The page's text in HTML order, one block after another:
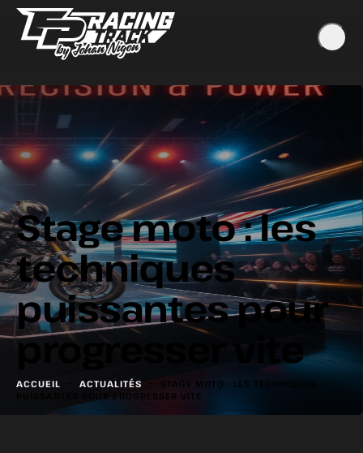
Stage moto : les
techniques
puissantes pour
progresser vite
ACCUEIL ACTUALITÉS
STAGE MOTO : LES TECHNIQUES
PUISSANTES POUR PROGRESSER VITE